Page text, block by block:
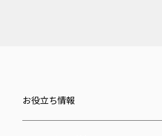
お役立ち情報